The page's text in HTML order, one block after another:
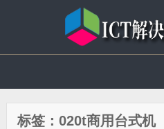
标签：020t商用台式机